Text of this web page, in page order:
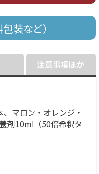
装など）
マロン・オレンジ・
剤10ml（50倍希釈タ
注意事項ほか